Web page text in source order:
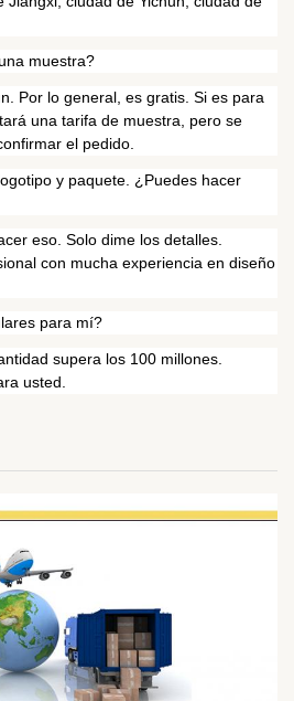
muestra?
Por lo general, es gratis. Si es para
una tarifa de muestra, pero se
el pedido.
y paquete. ¿Puedes hacer
eso. Solo dime los detalles.
con mucha experiencia en diseño
para mí?
supera los 100 millones.
usted.